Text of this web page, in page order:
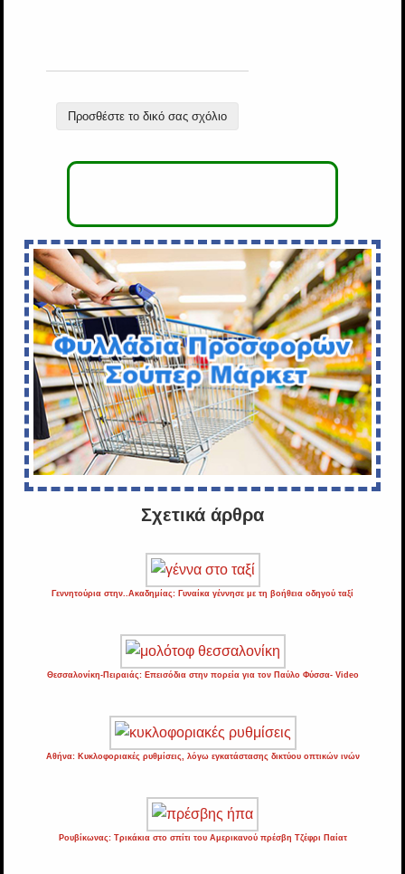
Προσθέστε το δικό σας σχόλιο
Σχετικά άρθρα
Γεννητούρια στην..Ακαδημίας: Γυναίκα γέννησε με τη βοήθεια οδηγού ταξί
Θεσσαλονίκη-Πειραιάς: Επεισόδια στην πορεία για τον Παύλο Φύσσα- Video
Αθήνα: Κυκλοφοριακές ρυθμίσεις, λόγω εγκατάστασης δικτύου οπτικών ινών
Ρουβίκωνας: Τρικάκια στο σπίτι του Αμερικανού πρέσβη Τζέφρι Παίατ